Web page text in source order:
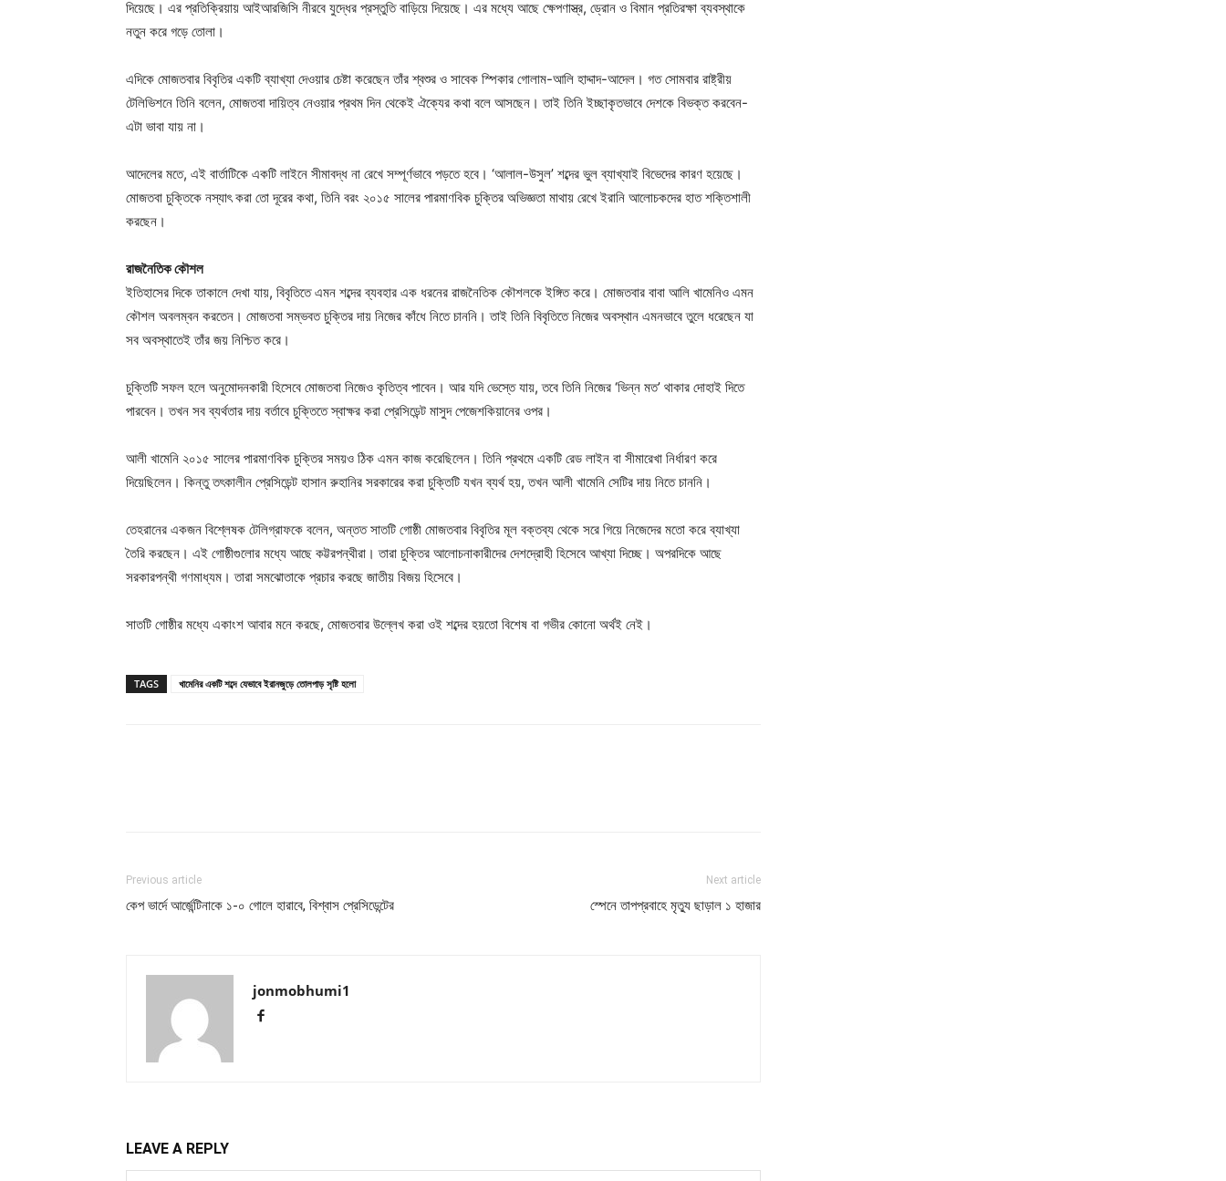
দিয়েছে। এর প্রতিক্রিয়ায় আইআরজিসি নীরবে যুদ্ধের প্রস্তুতি বাড়িয়ে দিয়েছে। এর মধ্যে আছে ক্ষেপণাস্ত্র, ড্রোন ও বিমান প্রতিরক্ষা ব্যবস্থাকে
নতুন করে গড়ে তোলা।
এদিকে মোজতবার বিবৃতির একটি ব্যাখ্যা দেওয়ার চেষ্টা করেছেন তাঁর শ্বশুর ও সাবেক স্পিকার গোলাম-আলি হাদ্দাদ-আদেল। গত সোমবার রাষ্ট্রীয়
টেলিভিশনে তিনি বলেন, মোজতবা দায়িত্ব নেওয়ার প্রথম দিন থেকেই ঐক্যের কথা বলে আসছেন। তাই তিনি ইচ্ছাকৃতভাবে দেশকে বিভক্ত করবেন-
এটা ভাবা যায় না।
আদেলের মতে, এই বার্তাটিকে একটি লাইনে সীমাবদ্ধ না রেখে সম্পূর্ণভাবে পড়তে হবে। ‘আলাল-উসুল’ শব্দের ভুল ব্যাখ্যাই বিভেদের কারণ হয়েছে।
মোজতবা চুক্তিকে নস্যাৎ করা তো দূরের কথা, তিনি বরং ২০১৫ সালের পারমাণবিক চুক্তির অভিজ্ঞতা মাথায় রেখে ইরানি আলোচকদের হাত শক্তিশালী
করছেন।
রাজনৈতিক কৌশল
ইতিহাসের দিকে তাকালে দেখা যায়, বিবৃতিতে এমন শব্দের ব্যবহার এক ধরনের রাজনৈতিক কৌশলকে ইঙ্গিত করে। মোজতবার বাবা আলি খামেনিও এমন
কৌশল অবলম্বন করতেন। মোজতবা সম্ভবত চুক্তির দায় নিজের কাঁধে নিতে চাননি। তাই তিনি বিবৃতিতে নিজের অবস্থান এমনভাবে তুলে ধরেছেন যা
সব অবস্থাতেই তাঁর জয় নিশ্চিত করে।
চুক্তিটি সফল হলে অনুমোদনকারী হিসেবে মোজতবা নিজেও কৃতিত্ব পাবেন। আর যদি ভেস্তে যায়, তবে তিনি নিজের ‘ভিন্ন মত’ থাকার দোহাই দিতে
পারবেন। তখন সব ব্যর্থতার দায় বর্তাবে চুক্তিতে স্বাক্ষর করা প্রেসিডেন্ট মাসুদ পেজেশকিয়ানের ওপর।
আলী খামেনি ২০১৫ সালের পারমাণবিক চুক্তির সময়ও ঠিক এমন কাজ করেছিলেন। তিনি প্রথমে একটি রেড লাইন বা সীমারেখা নির্ধারণ করে
দিয়েছিলেন। কিন্তু তৎকালীন প্রেসিডেন্ট হাসান রুহানির সরকারের করা চুক্তিটি যখন ব্যর্থ হয়, তখন আলী খামেনি সেটির দায় নিতে চাননি।
তেহরানের একজন বিশ্লেষক টেলিগ্রাফকে বলেন, অন্তত সাতটি গোষ্ঠী মোজতবার বিবৃতির মূল বক্তব্য থেকে সরে গিয়ে নিজেদের মতো করে ব্যাখ্যা
তৈরি করছেন। এই গোষ্ঠীগুলোর মধ্যে আছে কট্টরপন্থীরা। তারা চুক্তির আলোচনাকারীদের দেশদ্রোহী হিসেবে আখ্যা দিচ্ছে। অপরদিকে আছে
সরকারপন্থী গণমাধ্যম। তারা সমঝোতাকে প্রচার করছে জাতীয় বিজয় হিসেবে।
সাতটি গোষ্ঠীর মধ্যে একাংশ আবার মনে করছে, মোজতবার উল্লেখ করা ওই শব্দের হয়তো বিশেষ বা গভীর কোনো অর্থই নেই।
TAGS খামেনির একটি শব্দে যেভাবে ইরানজুড়ে তোলপাড় সৃষ্টি হলো
Previous article
কেপ ভার্দে আর্জেন্টিনাকে ১-০ গোলে হারাবে, বিশ্বাস প্রেসিডেন্টের
Next article
স্পেনে তাপপ্রবাহে মৃত্যু ছাড়াল ১ হাজার
jonmobhumi1
LEAVE A REPLY